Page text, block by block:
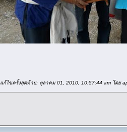
แก้ไขครั้งสุดท้าย: ตุลาคม 01, 2010, 10:57:44 am โดย